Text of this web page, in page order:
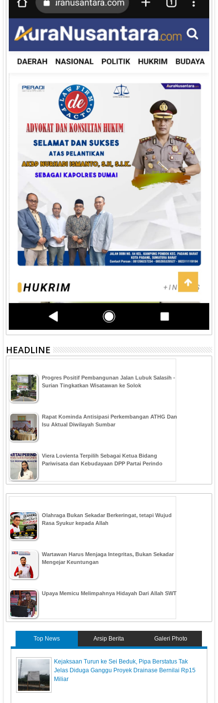
HEADLINE
Progres Positif Pembangunan Jalan Lubuk Salasih -
Surian Tingkatkan Wisatawan ke Solok
Rapat Kominda Antisipasi Perkembangan ATHG Dan
Isu Aktual Diwilayah Sumbar
Viera Lovienta Terpilih Sebagai Ketua Bidang
Pariwisata dan Kebudayaan DPP Partai Perindo
Olahraga Bukan Sekadar Berkeringat, tetapi Wujud
Rasa Syukur kepada Allah
Wartawan Harus Menjaga Integritas, Bukan Sekadar
Mengejar Keuntungan
Upaya Memicu Melimpahnya Hidayah Dari Allah SWT
Top News Arsip Berita Galeri Photo
Kejaksaan Turun ke Sei Beduk, Pipa Berstatus Tak
Jelas Diduga Ganggu Proyek Drainase Bernilai Rp15
Miliar